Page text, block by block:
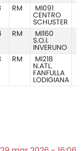
RM
MI091
CENTRO
SCHUSTER
RM
MI160
S.O.I.
INVERUNO
RM
MI218
N.ATL.
FANFULLA
LODIGIANA